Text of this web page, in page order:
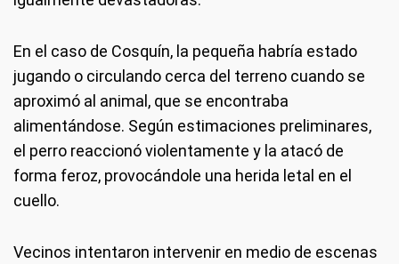
En el caso de Cosquín, la pequeña habría estado
jugando o circulando cerca del terreno cuando se
aproximó al animal, que se encontraba
alimentándose. Según estimaciones preliminares,
el perro reaccionó violentamente y la atacó de
forma feroz, provocándole una herida letal en el
cuello.
Vecinos intentaron intervenir en medio de escenas